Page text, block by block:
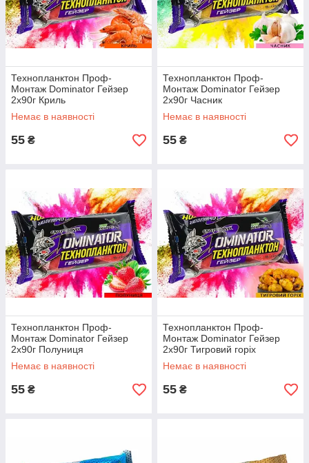
Технопланктон Проф-
Монтаж Dominator Гейзер
2x90г Криль
Немає в наявності
55 ₴
Технопланктон Проф-
Монтаж Dominator Гейзер
2x90г Часник
Немає в наявності
55 ₴
Технопланктон Проф-
Монтаж Dominator Гейзер
2x90г Полуниця
Немає в наявності
55 ₴
Технопланктон Проф-
Монтаж Dominator Гейзер
2x90г Тигровий горіх
Немає в наявності
55 ₴